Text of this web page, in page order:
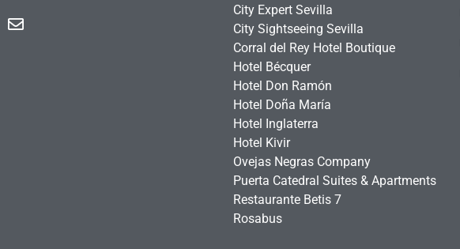
City Expert Sevilla
City Sightseeing Sevilla
Corral del Rey Hotel Boutique
Hotel Bécquer
Hotel Don Ramón
Hotel Doña María
Hotel Inglaterra
Hotel Kivir
Ovejas Negras Company
Puerta Catedral Suites & Apartments
Restaurante Betis 7
Rosabus